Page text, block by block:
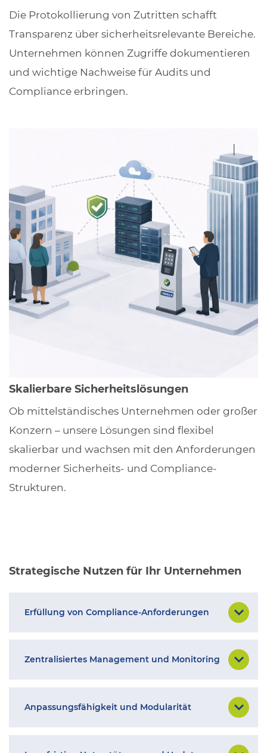
Die Protokollierung von Zutritten schafft
Transparenz über sicherheitsrelevante Bereiche.
Unternehmen können Zugriffe dokumentieren
und wichtige Nachweise für Audits und
Compliance erbringen.
Skalierbare Sicherheitslösungen
Ob mittelständisches Unternehmen oder großer
Konzern – unsere Lösungen sind flexibel
skalierbar und wachsen mit den Anforderungen
moderner Sicherheits- und Compliance-
Strukturen.
Strategische Nutzen für Ihr Unternehmen
Erfüllung von Compliance-Anforderungen
Zentralisiertes Management und Monitoring
Anpassungsfähigkeit und Modularität